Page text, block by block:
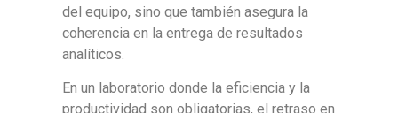
del equipo, sino que también asegura la
coherencia en la entrega de resultados
analíticos.
En un laboratorio donde la eficiencia y la
productividad son obligatorias, el retraso en